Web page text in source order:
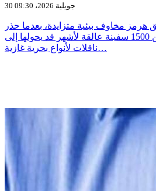
30 جويلية 2026، 09:30
هرمز مخاوف بيئية متزايدة، بعدما حذر
باحثون من أن بقاء أكثر من 1500 سفينة عالقة لأشهر قد يحولها إلى
ناقلات لأنواع بحرية غازية…